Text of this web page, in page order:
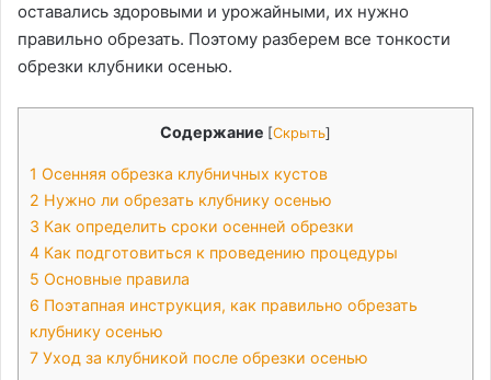
оставались здоровыми и урожайными, их нужно
правильно обрезать. Поэтому разберем все тонкости
обрезки клубники осенью.
Содержание [Скрыть]
1 Осенняя обрезка клубничных кустов
2 Нужно ли обрезать клубнику осенью
3 Как определить сроки осенней обрезки
4 Как подготовиться к проведению процедуры
5 Основные правила
6 Поэтапная инструкция, как правильно обрезать
клубнику осенью
7 Уход за клубникой после обрезки осенью